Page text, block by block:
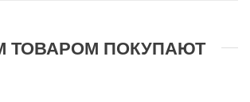
ТОВАРОМ ПОКУПАЮТ